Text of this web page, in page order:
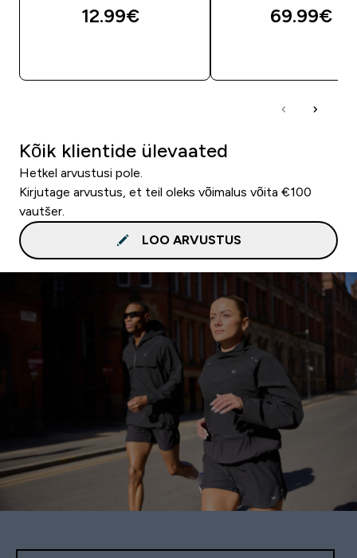
12.99€‎ 69.99€‎
Kõik klientide ülevaated
Hetkel arvustusi pole.
Kirjutage arvustus, et teil oleks võimalus võita €100
vautšer.
LOO ARVUSTUS